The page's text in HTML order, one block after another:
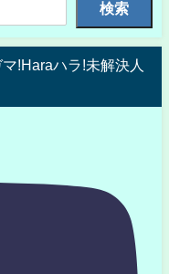
検索
!Haraハラ!未解決人